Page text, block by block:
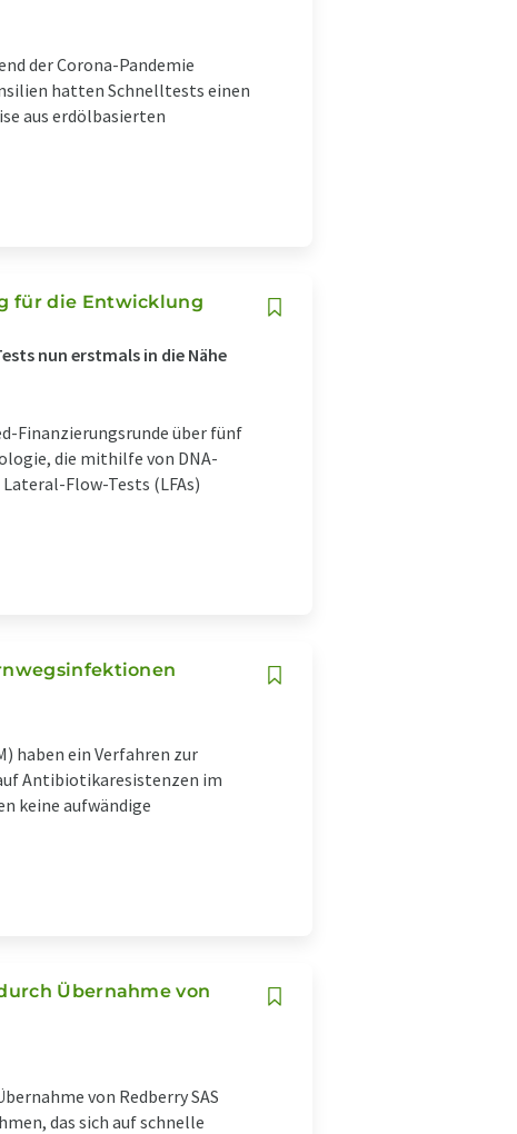
der Corona-Pandemie
hatten Schnelltests einen
aus erdölbasierten
für die Entwicklung
nun erstmals in die Nähe
Finanzierungsrunde über fünf
die mithilfe von DNA-
Flow-Tests (LFAs)
haben ein Verfahren zur
Antibiotikaresistenzen im
keine aufwändige
Übernahme von
von Redberry SAS
das sich auf schnelle